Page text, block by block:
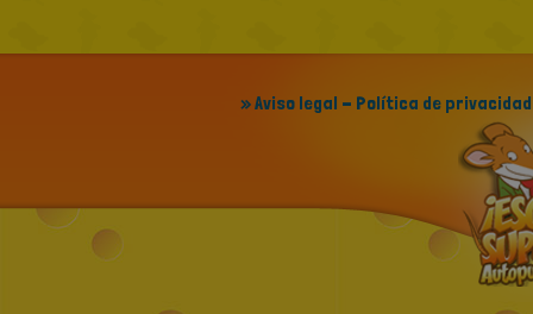
» Aviso legal - Política de privacidad